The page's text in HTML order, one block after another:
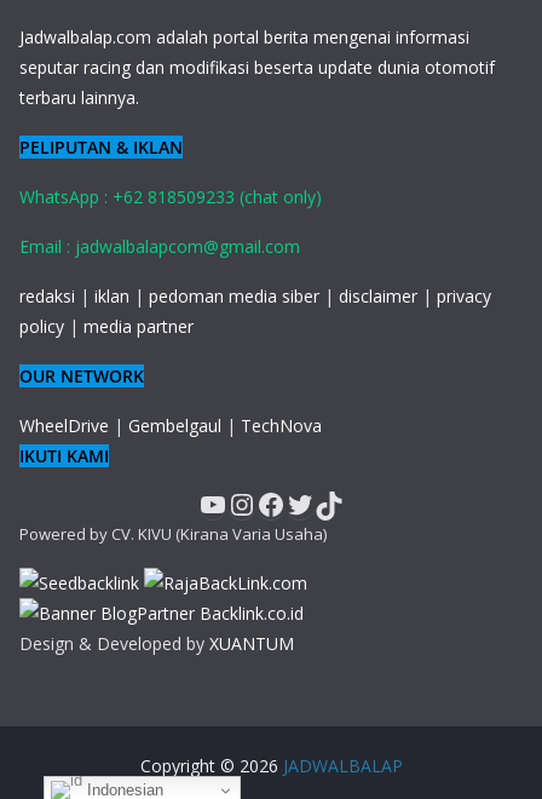
Jadwalbalap.com adalah portal berita mengenai informasi
seputar racing dan modifikasi beserta update dunia otomotif
terbaru lainnya.
PELIPUTAN & IKLAN
WhatsApp : +62 818509233 (chat only)
Email : jadwalbalapcom@gmail.com
redaksi | iklan | pedoman media siber | disclaimer | privacy
policy | media partner
OUR NETWORK
WheelDrive | Gembelgaul | TechNova
IKUTI KAMI
YouTube
Instagram
Facebook
Twitter
TikTok
Powered by CV. KIVU (Kirana Varia Usaha)
Design & Developed by XUANTUM
Copyright © 2026 JADWALBALAP
Indonesian